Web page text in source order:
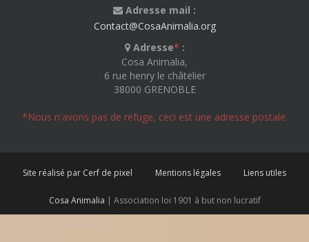
Adresse mail :
Contact@CosaAnimalia.org
Adresse* :
Cosa Animalia,
6 rue henry le châtelier
38000 GRENOBLE
*Nous n'avons pas de refuge, ceci est une adresse postale.
Site réalisé par Cerf de pixel Mentions légales Liens utiles
Cosa Animalia | Association loi 1901 à but non lucratif